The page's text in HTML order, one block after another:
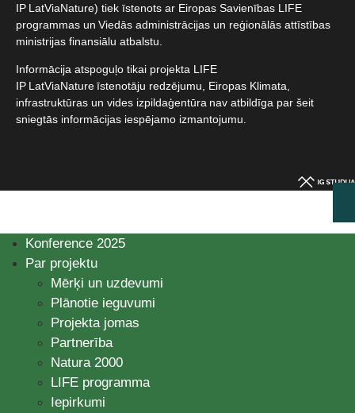
IP LatViaNature) tiek īstenots ar Eiropas Savienības LIFE
programmas un Viedās administrācijas un reģionālās attīstības
ministrijas finansiālu atbalstu.​
Informācija atspoguļo tikai projekta LIFE
IP LatViaNature īstenotāju redzējumu, Eiropas Klimata,
infrastruktūras un vides izpildaģentūra nav atbildīga par šeit
sniegtās informācijas iespējamo izmantojumu.​
Konference 2025
Par projektu
Mērķi un uzdevumi
Plānotie ieguvumi
Projekta jomas
Partnerība
Natura 2000
LIFE programma
Iepirkumi